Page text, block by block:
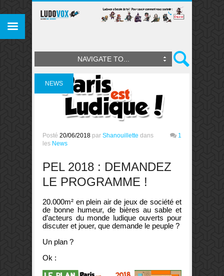
NAVIGATE TO...
NEWS
Posté 20/06/2018 par Shanouillette dans
les News
1
PEL 2018 : DEMANDEZ
LE PROGRAMME !
20.000m² en plein air de jeux de société et
de bonne humeur, de bières au sable et
d’acteurs du monde ludique ouverts pour
discuter et jouer, que demande le peuple ?
Un plan ?
Ok :